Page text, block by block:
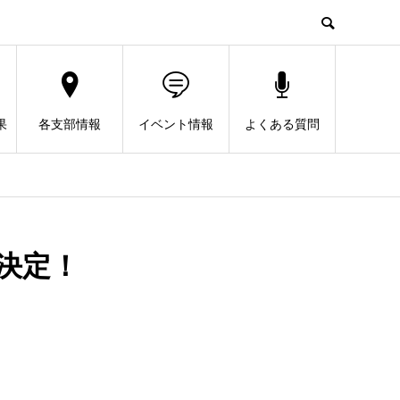
各支部情報 イベント情報 よくある質問
定！